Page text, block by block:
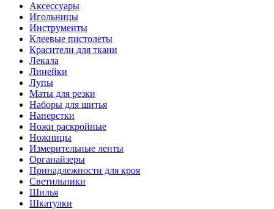
Аксессуары
Игольницы
Инструменты
Клеевые пистолеты
Красители для ткани
Лекала
Линейки
Лупы
Маты для резки
Наборы для шитья
Наперстки
Ножи раскройные
Ножницы
Измерительные ленты
Органайзеры
Принадлежности для кроя
Светильники
Шилья
Шкатулки